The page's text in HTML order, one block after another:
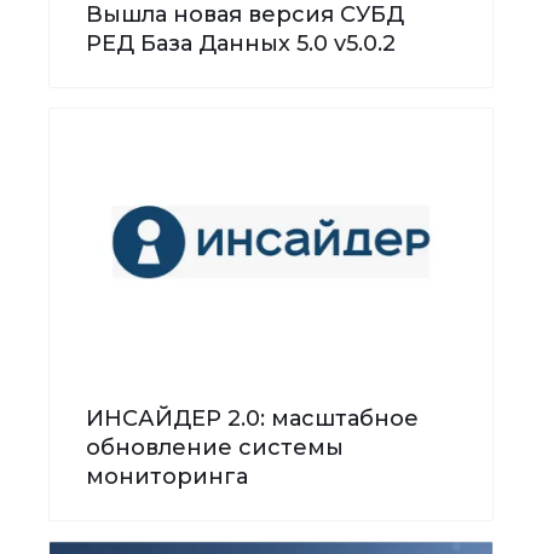
Вышла новая версия СУБД
РЕД База Данных 5.0 v5.0.2
ИНСАЙДЕР 2.0: масштабное
обновление системы
мониторинга